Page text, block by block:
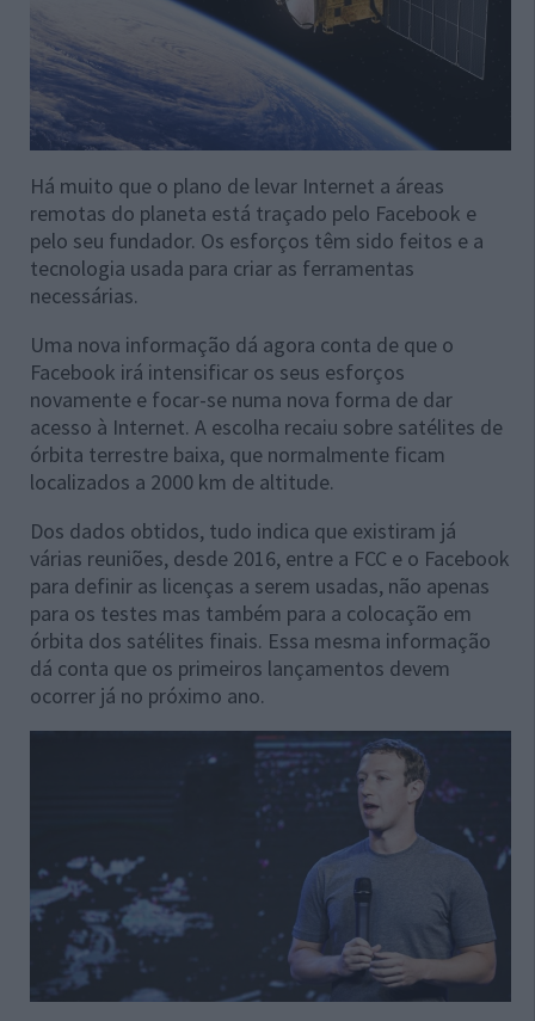
Há muito que o plano de levar Internet a áreas
remotas do planeta está traçado pelo Facebook e
pelo seu fundador. Os esforços têm sido feitos e a
tecnologia usada para criar as ferramentas
necessárias.
Uma nova informação dá agora conta de que o
Facebook irá intensificar os seus esforços
novamente e focar-se numa nova forma de dar
acesso à Internet. A escolha recaiu sobre satélites de
órbita terrestre baixa, que normalmente ficam
localizados a 2000 km de altitude.
Dos dados obtidos, tudo indica que existiram já
várias reuniões, desde 2016, entre a FCC e o Facebook
para definir as licenças a serem usadas, não apenas
para os testes mas também para a colocação em
órbita dos satélites finais. Essa mesma informação
dá conta que os primeiros lançamentos devem
ocorrer já no próximo ano.